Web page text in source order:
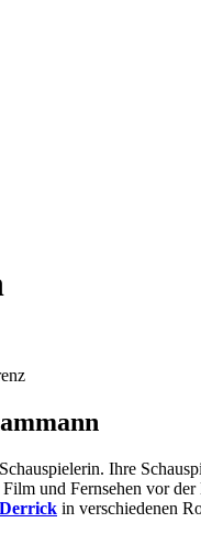
Ihre
und Fernsehen vor
Derrick in verschiedenen